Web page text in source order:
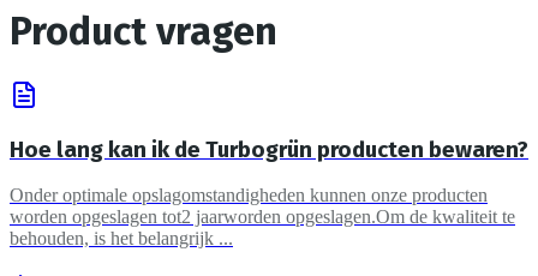
Product vragen
Hoe lang kan ik de Turbogrün producten bewaren?
Onder optimale opslagomstandigheden kunnen onze producten
worden opgeslagen tot2 jaarworden opgeslagen.Om de kwaliteit te
behouden, is het belangrijk ...